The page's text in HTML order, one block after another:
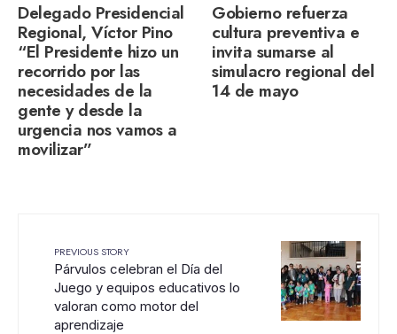
Delegado Presidencial
Regional, Víctor Pino
“El Presidente hizo un
recorrido por las
necesidades de la
gente y desde la
urgencia nos vamos a
movilizar”
Gobierno refuerza
cultura preventiva e
invita sumarse al
simulacro regional del
14 de mayo
PREVIOUS STORY
Párvulos celebran el Día del
Juego y equipos educativos lo
valoran como motor del
aprendizaje